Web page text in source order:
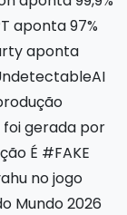
aponta 97%
aponta
gerada por
É #FAKE
no jogo
Mundo 2026